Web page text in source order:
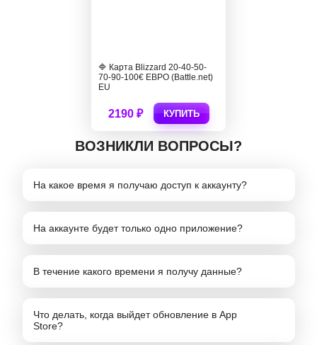
🔷 Карта Blizzard 20-40-50-
70-90-100€ ЕВРО (Battle.net)
EU
2190 ₽ КУПИТЬ
ВОЗНИКЛИ ВОПРОСЫ?
На какое время я получаю доступ к аккаунту?
На аккаунте будет только одно приложение?
В течение какого времени я получу данные?
Что делать, когда выйдет обновление в App
Store?